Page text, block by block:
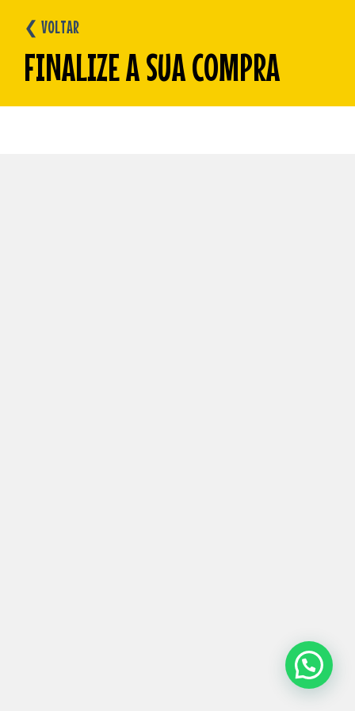
❮ VOLTAR
FINALIZE A SUA COMPRA